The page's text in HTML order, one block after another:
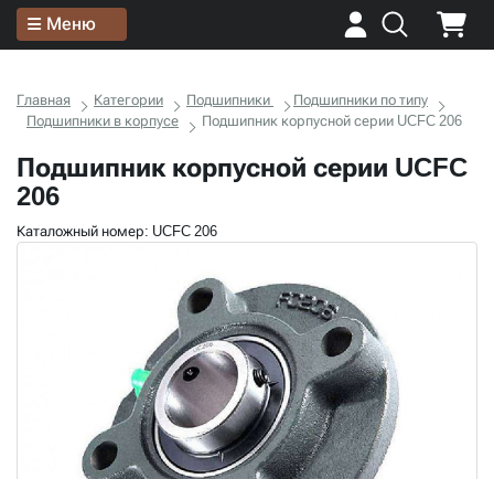
Меню
Главная Категории Подшипники
Подшипники по типу
Подшипники в корпусе
Подшипник корпусной серии UCFC 206
Подшипник корпусной серии UCFC
206
Каталожный номер: UCFC 206